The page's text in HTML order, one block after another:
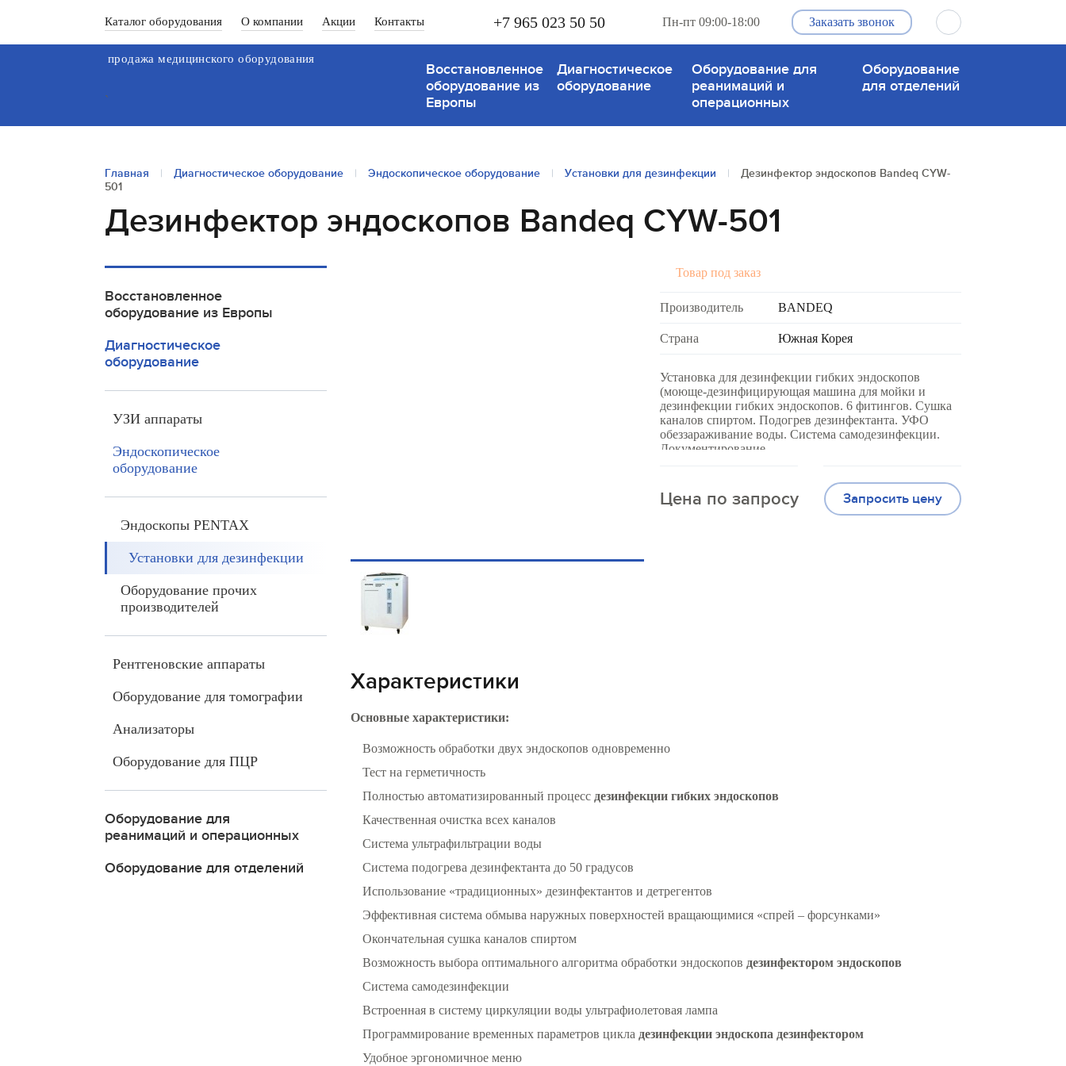
Каталог оборудования О компании Акции Контакты Заказать звонок
Пн-пт 09:00-18:00
+7 965 023 50 50
продажа медицинского оборудования
`
Восстановленное
оборудование из
Европы
Диагностическое
оборудование
Оборудование для
реанимаций и
операционных
Оборудование
для отделений
Главная | Диагностическое оборудование | Эндоскопическое оборудование | Установки для дезинфекции |
Дезинфектор эндоскопов Bandeq CYW-
501
Дезинфектор эндоскопов Bandeq CYW-501
Восстановленное
оборудование из Европы
Диагностическое
оборудование
УЗИ аппараты
Эндоскопическое
оборудование
Эндоскопы PENTAX
Установки для дезинфекции
Оборудование прочих
производителей
Рентгеновские аппараты
Оборудование для томографии
Анализаторы
Оборудование для ПЦР
Оборудование для
реанимаций и операционных
Оборудование для отделений
Товар под заказ
Производитель BANDEQ
Страна Южная Корея
Установка для дезинфекции гибких эндоскопов
(моюще-дезинфицирующая машина для мойки и
дезинфекции гибких эндоскопов. 6 фитингов. Сушка
каналов спиртом. Подогрев дезинфектанта. УФО
обеззараживание воды. Система самодезинфекции.
Документирование.
Цена по запросу Запросить цену
Характеристики
Основные характеристики:
Возможность обработки двух эндоскопов одновременно
Тест на герметичность
Полностью автоматизированный процесс дезинфекции гибких эндоскопов
Качественная очистка всех каналов
Система ультрафильтрации воды
Система подогрева дезинфектанта до 50 градусов
Использование «традиционных» дезинфектантов и детрегентов
Эффективная система обмыва наружных поверхностей вращающимися «спрей – форсунками»
Окончательная сушка каналов спиртом
Возможность выбора оптимального алгоритма обработки эндоскопов дезинфектором эндоскопов
Система самодезинфекции
Встроенная в систему циркуляции воды ультрафиолетовая лампа
Программирование временных параметров цикла дезинфекции эндоскопа дезинфектором
Удобное эргономичное меню